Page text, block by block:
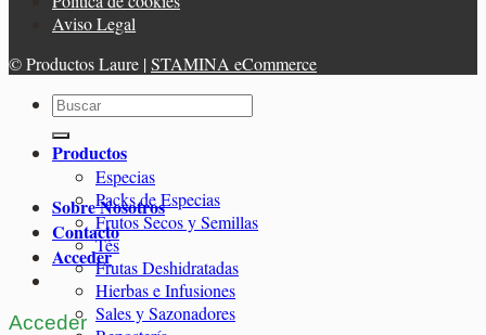
Aviso Legal
© Productos Laure |STAMINA eCommerce
Buscar
por:
Productos
Especias
Packs de Especias
Frutos Secos y Semillas
Tés
Frutas Deshidratadas
Hierbas e Infusiones
Sales y Sazonadores
Sobre Nosotros
Contacto
Acceder
Acceder